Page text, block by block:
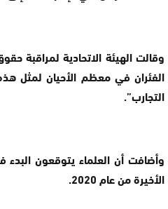
وقالت الهيئة الاتحادية لمراقبة
الفئران في معظم الأحيان لمثل
التجارب”.
وأضافت أن العلماء يتوقعون
الأخيرة من عام 2020.